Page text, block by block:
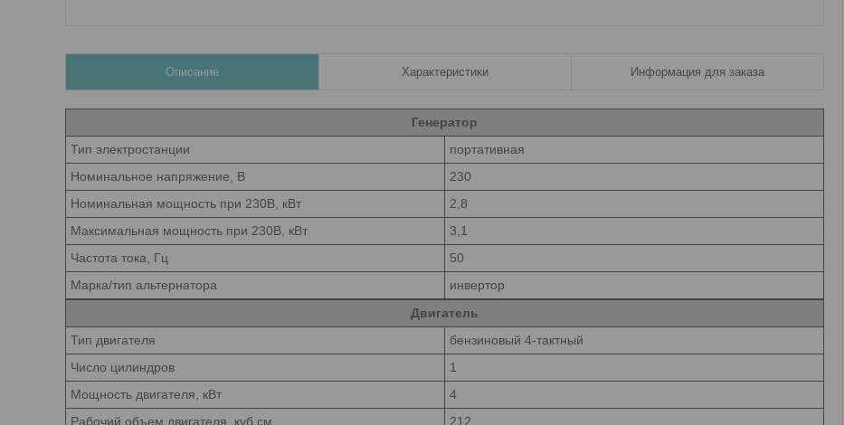
Описание Характеристики Информация для заказа
Генератор
Тип электростанции
портативная
Номинальное напряжение, В
230
Номинальная мощность при 230В, кВт
2,8
Максимальная мощность при 230В, кВт
3,1
Частота тока, Гц
50
Марка/тип альтернатора
инвертор
Двигатель
Тип двигателя
бензиновый 4-тактный
Число цилиндров
1
Мощность двигателя, кВт
4
Рабочий объем двигателя, куб.см
212